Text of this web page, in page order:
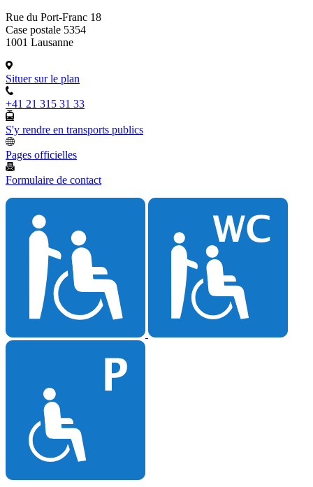
Rue du Port-Franc 18
Case postale 5354
1001 Lausanne
Situer sur le plan
+41 21 315 31 33
S'y rendre en transports publics
Pages officielles
Formulaire de contact